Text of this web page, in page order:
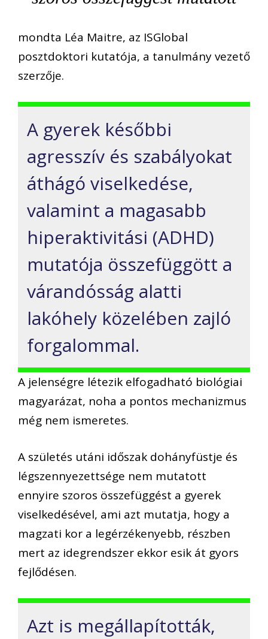
mondta Léa Maitre, az ISGlobal
posztdoktori kutatója, a tanulmány vezető
szerzője.
A gyerek későbbi
agresszív és szabályokat
áthágó viselkedése,
valamint a magasabb
hiperaktivitási (ADHD)
mutatója összefüggött a
várandósság alatti
lakóhely közelében zajló
forgalommal.
A jelenségre létezik elfogadható biológiai
magyarázat, noha a pontos mechanizmus
még nem ismeretes.
A születés utáni időszak dohányfüstje és
légszennyezettsége nem mutatott
ennyire szoros összefüggést a gyerek
viselkedésével, ami azt mutatja, hogy a
magzati kor a legérzékenyebb, részben
mert az idegrendszer ekkor esik át gyors
fejlődésen.
Azt is megállapították,